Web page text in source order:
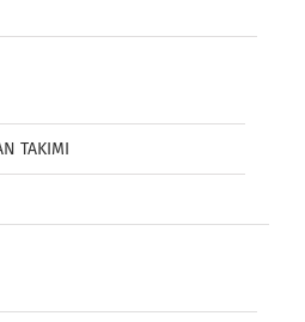
TAKIMI